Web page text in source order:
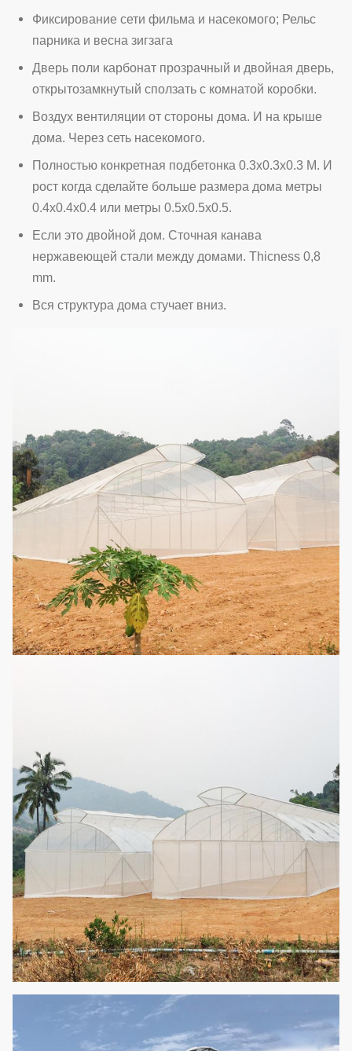
Фиксирование сети фильма и насекомого; Рельс
парника и весна зигзага
Дверь поли карбонат прозрачный и двойная дверь,
открытозамкнутый сползать с комнатой коробки.
Воздух вентиляции от стороны дома. И на крыше
дома. Через сеть насекомого.
Полностью конкретная подбетонка 0.3x0.3x0.3 M. И
рост когда сделайте больше размера дома метры
0.4x0.4x0.4 или метры 0.5x0.5x0.5.
Если это двойной дом. Сточная канава
нержавеющей стали между домами. Thicness 0,8
mm.
Вся структура дома стучает вниз.